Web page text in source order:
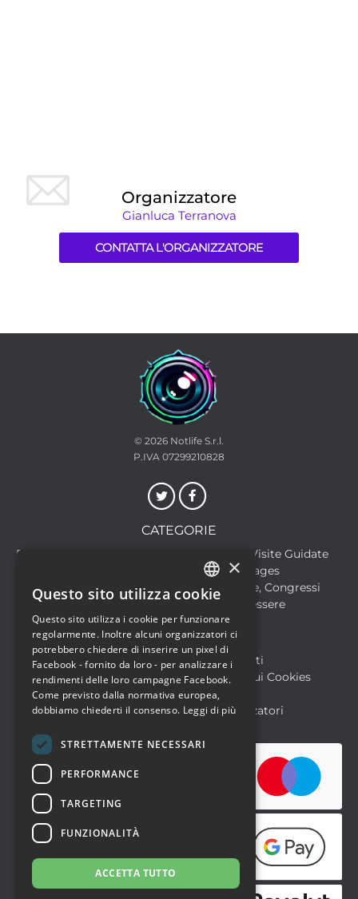
Organizzatore
Gianluca Terranova
CONTATTA L'ORGANIZZATORE
© 2026 Notlife S.r.l.
P.IVA 07299210828
CATEGORIE
Discoteche
Escursioni & Visite Guidate
Food & Beverages
Formazione
Meeting, Fiere, Congressi
Musica, Eventi Live, Club
Salute & Benessere
Sport & Motori
Biglietteria SIAE
Archivio Eventi
Informativa sulla Privacy
Informativa sui Cookies
Condizioni di utilizzo
Help
FAQ Utenti
FAQ Organizzatori
ITALIAN
ENGLISH
×
Questo sito utilizza cookie
Questo sito utilizza i cookie per funzionare
regolarmente. Inoltre alcuni organizzatori ci
potrebbero chiedere di inserire un pixel di
Facebook - fornito da loro - per analizzare i
rendimenti delle loro campagne Facebook.
Come previsto dalla normativa europea,
dobbiamo chiederti il consenso. Leggi di più
STRETTAMENTE NECESSARI
PERFORMANCE
TARGETING
FUNZIONALITÀ
ACCETTA TUTTO